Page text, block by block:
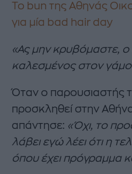
Το bun της Αθηνάς
για μία bad hair day
«Ας μην κρυβόμαστε, ο
καλεσμένος στον
Όταν ο παρουσιαστής
προσκληθεί στην
απάντησε: «Όχι, το
λάβει εγώ λέει ότι η
όπου έχει πρόγραμμα